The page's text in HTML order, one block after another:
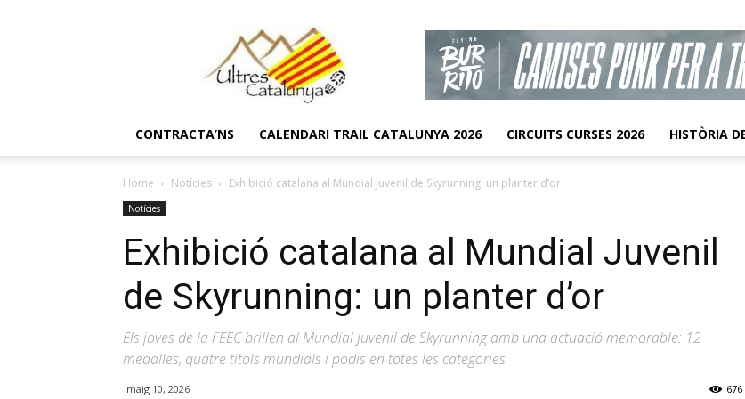
CONTRACTA’NS CALENDARI TRAIL CATALUNYA 2026 CIRCUITS CURSES 2026 HISTÒRIA
Home Notícies Exhibició catalana al Mundial Juvenil de Skyrunning: un planter d’or
Notícies
Exhibició catalana al Mundial Juvenil
de Skyrunning: un planter d’or
Els joves de la FEEC brillen al Mundial Juvenil de Skyrunning amb una actuació memorable: 12
medalles, quatre títols mundials i podis en totes les categories
maig 10, 2026 676